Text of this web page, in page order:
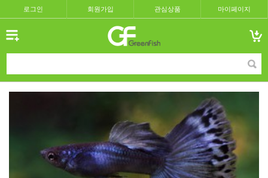
로그인 회원가입 관심상품 마이페이지